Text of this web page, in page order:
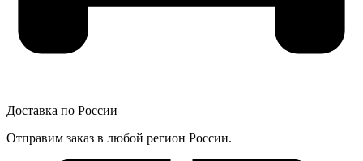
Доставка по России
Отправим заказ в любой регион России.